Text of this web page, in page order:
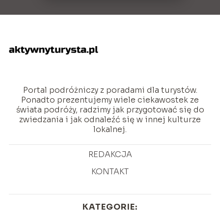
Portal podróżniczy z poradami dla turystów.
Ponadto prezentujemy wiele ciekawostek ze
świata podróży, radzimy jak przygotować się do
zwiedzania i jak odnaleźć się w innej kulturze
lokalnej.
REDAKCJA
KONTAKT
KATEGORIE: